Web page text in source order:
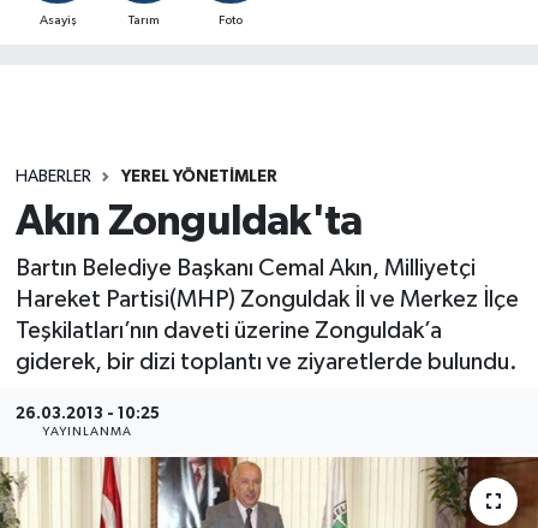
Asayiş Tarım Foto
HABERLER YEREL YÖNETIMLER
Akın Zonguldak'ta
Bartın Belediye Başkanı Cemal Akın, Milliyetçi
Hareket Partisi(MHP) Zonguldak İl ve Merkez İlçe
Teşkilatları’nın daveti üzerine Zonguldak’a
giderek, bir dizi toplantı ve ziyaretlerde bulundu.
26.03.2013 - 10:25
YAYINLANMA
Eğitim
Kültür-Sanat
Magazin
Medya
Sinema
Sivil Toplum
Bartın Trafik Yoğunluk Haritası
Son Dakika Haberleri
Haber Arşivi